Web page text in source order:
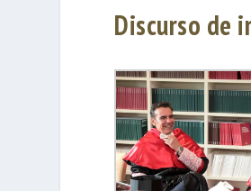
Discurso de